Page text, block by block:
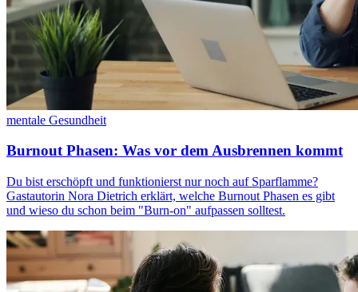
mentale Gesundheit
Burnout Phasen: Was vor dem Ausbrennen kommt
Du bist erschöpft und funktionierst nur noch auf Sparflamme?
Gastautorin Nora Dietrich erklärt, welche Burnout Phasen es gibt
und wieso du schon beim "Burn-on" aufpassen solltest.